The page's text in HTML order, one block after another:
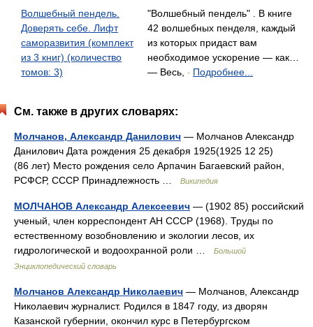
Волшебный пендель.
Доверять себе. Лифт
саморазвития (комплект
из 3 книг) (количество
томов: 3)
"Волшебный пендель" . В книге
42 волшебных пенделя, каждый
из которых придаст вам
необходимое ускорение — как…
— Весь,
- Подробнее...
См. также в других словарях:
Молчанов, Александр Данилович — Молчанов Александр
Данилович Дата рождения 25 декабря 1925(1925 12 25)
(86 лет) Место рождения село Арпачин Багаевский район,
РСФСР, СССР Принадлежность …
Википедия
МОЛЧАНОВ Александр Алексеевич — (1902 85) российский
ученый, член корреспондент АН СССР (1968). Труды по
естественному возобновлению и экологии лесов, их
гидрологической и водоохранной роли …
Большой
Энциклопедический словарь
Молчанов Александр Николаевич — Молчанов, Александр
Николаевич журналист. Родился в 1847 году, из дворян
Казанской губернии, окончил курс в Петербургском